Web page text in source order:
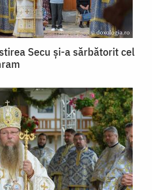
Secu și-a sărbătorit cel